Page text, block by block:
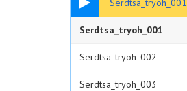
Serdtsa_tryoh_001
Serdtsa_tryoh_001
Serdtsa_tryoh_002
Serdtsa_tryoh_003